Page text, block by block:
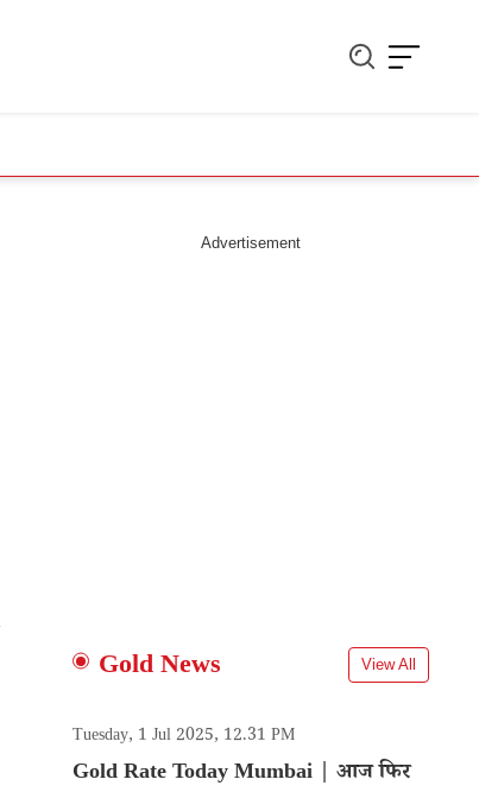
Gold News View All
Tuesday, 1 Jul 2025, 12.31 PM
Gold Rate Today Mumbai | आज फिर